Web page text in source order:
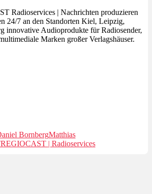
Radioservices | Nachrichten produzieren
24/7 an den Standorten Kiel, Leipzig,
innovative Audioprodukte für Radiosender,
Marken großer Verlagshäuser.
BornbergMatthias
REGIOCAST | Radioservices